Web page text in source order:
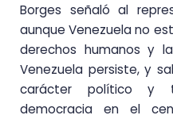
Borges señaló al
aunque Venezuela no
derechos humanos y
Venezuela persiste, y
carácter político y
democracia en el